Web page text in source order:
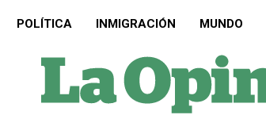
POLÍTICA INMIGRACIÓN MUNDO